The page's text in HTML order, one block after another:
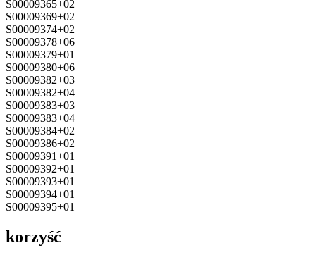
S00009365+02
S00009369+02
S00009374+02
S00009378+06
S00009379+01
S00009380+06
S00009382+03
S00009382+04
S00009383+03
S00009383+04
S00009384+02
S00009386+02
S00009391+01
S00009392+01
S00009393+01
S00009394+01
S00009395+01
korzyść